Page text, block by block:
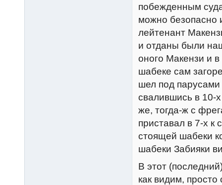
побежденным
можно безопасно
лейтенант
и отданы были
оного Макензи и
шабеке сам
шел под
свалившись в 10-
же, тогда-ж с
приставал в 7-х к
стоящей шабеки
шабеки Забияки
В этот
как видим,